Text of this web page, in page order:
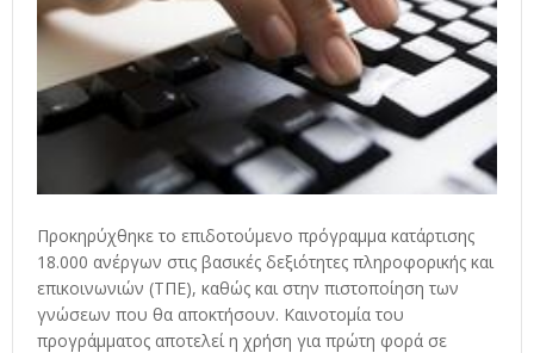
Προκηρύχθηκε το επιδοτούμενο πρόγραμμα κατάρτισης
18.000 ανέργων στις βασικές δεξιότητες πληροφορικής και
επικοινωνιών (ΤΠΕ), καθώς και στην πιστοποίηση των
γνώσεων που θα αποκτήσουν. Καινοτομία του
προγράμματος αποτελεί η χρήση για πρώτη φορά σε